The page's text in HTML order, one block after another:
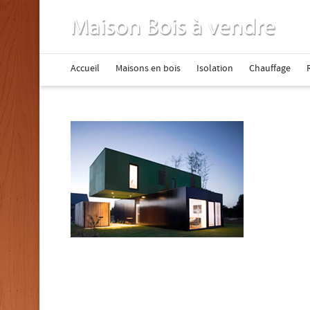
Accueil Maisons en bois Isolation Chauffage